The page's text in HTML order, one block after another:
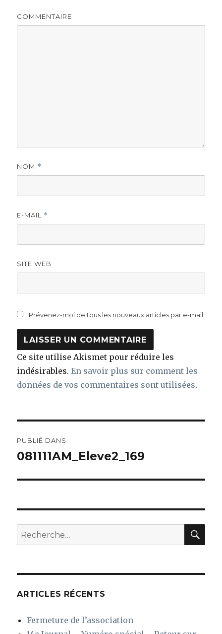
COMMENTAIRE
NOM *
E-MAIL *
SITE WEB
Prévenez-moi de tous les nouveaux articles par e-mail.
Ce site utilise Akismet pour réduire les
indésirables.En savoir plus sur comment les
données de vos commentaires sont utilisées.
de
PUBLIÉ DANS
081111AM_Eleve2_169
Recherche
pour
ARTICLES RÉCENTS
Fermeture de l’association